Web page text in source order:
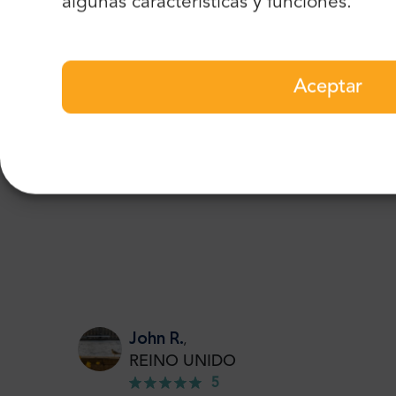
Aceptar
John R.,
REINO UNIDO
5